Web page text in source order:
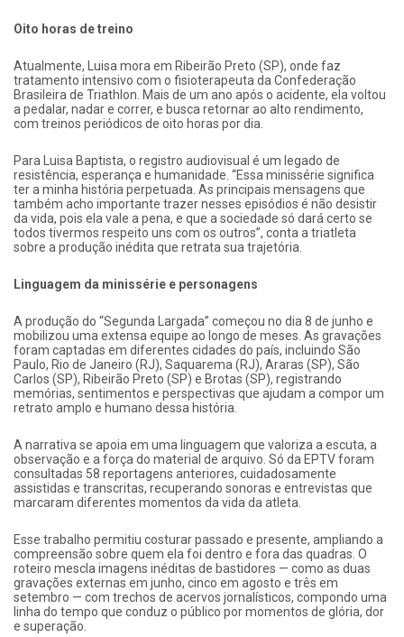
Oito horas de treino
Atualmente, Luisa mora em Ribeirão Preto (SP), onde faz
tratamento intensivo com o fisioterapeuta da Confederação
Brasileira de Triathlon. Mais de um ano após o acidente, ela voltou
a pedalar, nadar e correr, e busca retornar ao alto rendimento,
com treinos periódicos de oito horas por dia.
Para Luisa Baptista, o registro audiovisual é um legado de
resistência, esperança e humanidade. “Essa minissérie significa
ter a minha história perpetuada. As principais mensagens que
também acho importante trazer nesses episódios é não desistir
da vida, pois ela vale a pena, e que a sociedade só dará certo se
todos tivermos respeito uns com os outros”, conta a triatleta
sobre a produção inédita que retrata sua trajetória.
Linguagem da minissérie e personagens
A produção do “Segunda Largada” começou no dia 8 de junho e
mobilizou uma extensa equipe ao longo de meses. As gravações
foram captadas em diferentes cidades do país, incluindo São
Paulo, Rio de Janeiro (RJ), Saquarema (RJ), Araras (SP), São
Carlos (SP), Ribeirão Preto (SP) e Brotas (SP), registrando
memórias, sentimentos e perspectivas que ajudam a compor um
retrato amplo e humano dessa história.
A narrativa se apoia em uma linguagem que valoriza a escuta, a
observação e a força do material de arquivo. Só da EPTV foram
consultadas 58 reportagens anteriores, cuidadosamente
assistidas e transcritas, recuperando sonoras e entrevistas que
marcaram diferentes momentos da vida da atleta.
Esse trabalho permitiu costurar passado e presente, ampliando a
compreensão sobre quem ela foi dentro e fora das quadras. O
roteiro mescla imagens inéditas de bastidores — como as duas
gravações externas em junho, cinco em agosto e três em
setembro — com trechos de acervos jornalísticos, compondo uma
linha do tempo que conduz o público por momentos de glória, dor
e superação.